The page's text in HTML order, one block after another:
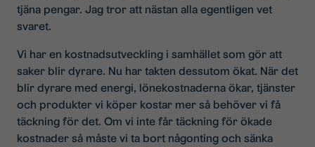
tjäna pengar. Jag tror att nästan alla egentligen vet
svaret.
Vi har en kostnadsutveckling i samhället som gör att
saker blir dyrare. Nu har takten dessutom ökat. När det
blir dyrare med energi, lönekostnaderna ökar, tjänster
och produkter vi köper kostar mer så behöver vi få
täckning för det. Om vi inte får täckning för ökade
kostnader så måste vi ta bort någonting och sänka